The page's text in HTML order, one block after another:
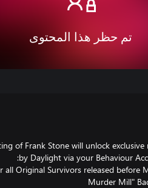
تم حظر هذا المحتوى
of Frank Stone will unlock exclusive